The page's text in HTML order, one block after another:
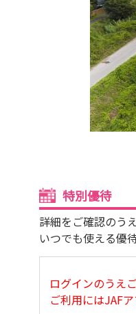
特別優待
詳細をご確認のう
いつでも使える優
ログインのうえ
ご利用にはJAF